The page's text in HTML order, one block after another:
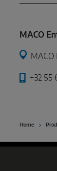
MACO
+32 55
Home